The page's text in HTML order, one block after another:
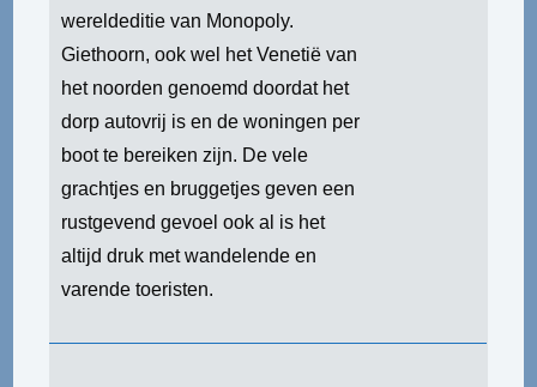
wereldeditie van Monopoly.
Giethoorn, ook wel het Venetië van
het noorden genoemd doordat het
dorp autovrij is en de woningen per
boot te bereiken zijn. De vele
grachtjes en bruggetjes geven een
rustgevend gevoel ook al is het
altijd druk met wandelende en
varende toeristen.